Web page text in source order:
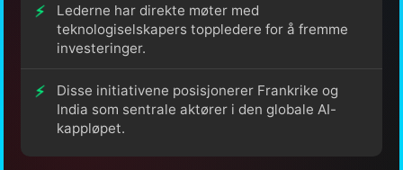
Lederne har direkte møter med
teknologiselskapers toppledere for å fremme
investeringer.
Disse initiativene posisjonerer Frankrike og
India som sentrale aktører i den globale AI-
kappløpet.